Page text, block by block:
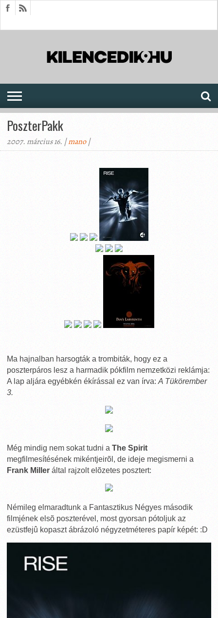
PoszterPakk
2007. március 16. |mano|
Ma hajnalban harsogták a trombiták, hogy ez a
poszterpáros lesz a harmadik pókfilm nemzetközi reklámja:
A lap aljára egyébkén ékírással ez van írva: A Tükörember
3.
Még mindig nem sokat tudni a The Spirit
megfilmesítésének mikéntjeirõl, de ideje megismerni a
Frank Miller által rajzolt elõzetes posztert:
Némileg elmaradtunk a Fantasztikus Négyes második
filmjének elsõ poszterével, most gyorsan pótoljuk az
ezüstfejû kopaszt ábrázoló négyzetméteres papír képét: :D